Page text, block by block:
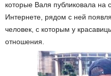
которые Валя публиковала на
Интернете, рядом с ней
человек, с которым у
отношения.